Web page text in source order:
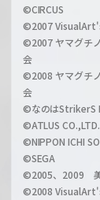
a
r
z
©CIRCUS
©2007
©2007 ヤマグチ
会
©2008 ヤマグチ
会
©なのはStrikerS
©ATLUS
©NIPPON ICHI
©SEGA
©2005、2009
©2008